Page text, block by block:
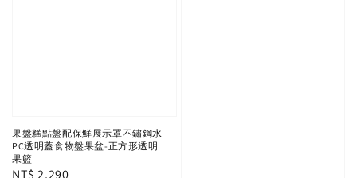
果盤糕點盤配保鮮展示罩不鏽鋼水
PC透明蓋食物盤果盆-正方形透明
果籃